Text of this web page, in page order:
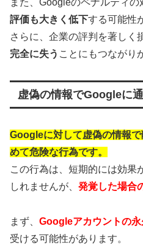
また、Googleのペナルティの
評価も大きく低下する可能性
さらに、企業の評判を著しく
完全に失う ことにもつながり
虚偽の情報でGoogleに
Googleに対して虚偽の情報
めて危険な行為です。
この行為は、短期的には効果
しれませんが、 発覚した場合
まず、 Googleアカウントの永
受ける可能性があります。